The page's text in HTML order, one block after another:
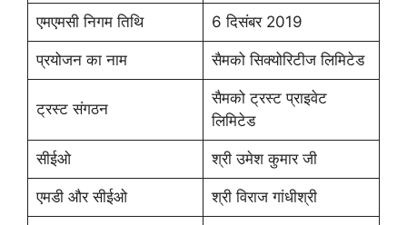
एमएमसी निगम तिथि 6 दिसंबर 2019
प्रयोजन का नाम सैमको सिक्योरिटीज लिमिटेड
ट्रस्ट संगठन
सैमको ट्रस्ट प्राइवेट
लिमिटेड
सीईओ श्री उमेश कुमार जी
एमडी और सीईओ श्री विराज गांधीश्री